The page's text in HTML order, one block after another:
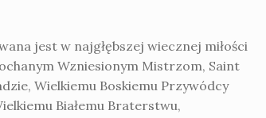
jest w najgłębszej wiecznej miłości
Wzniesionym Mistrzom, Saint
Wielkiemu Boskiemu Przywódcy
Białemu Braterstwu,